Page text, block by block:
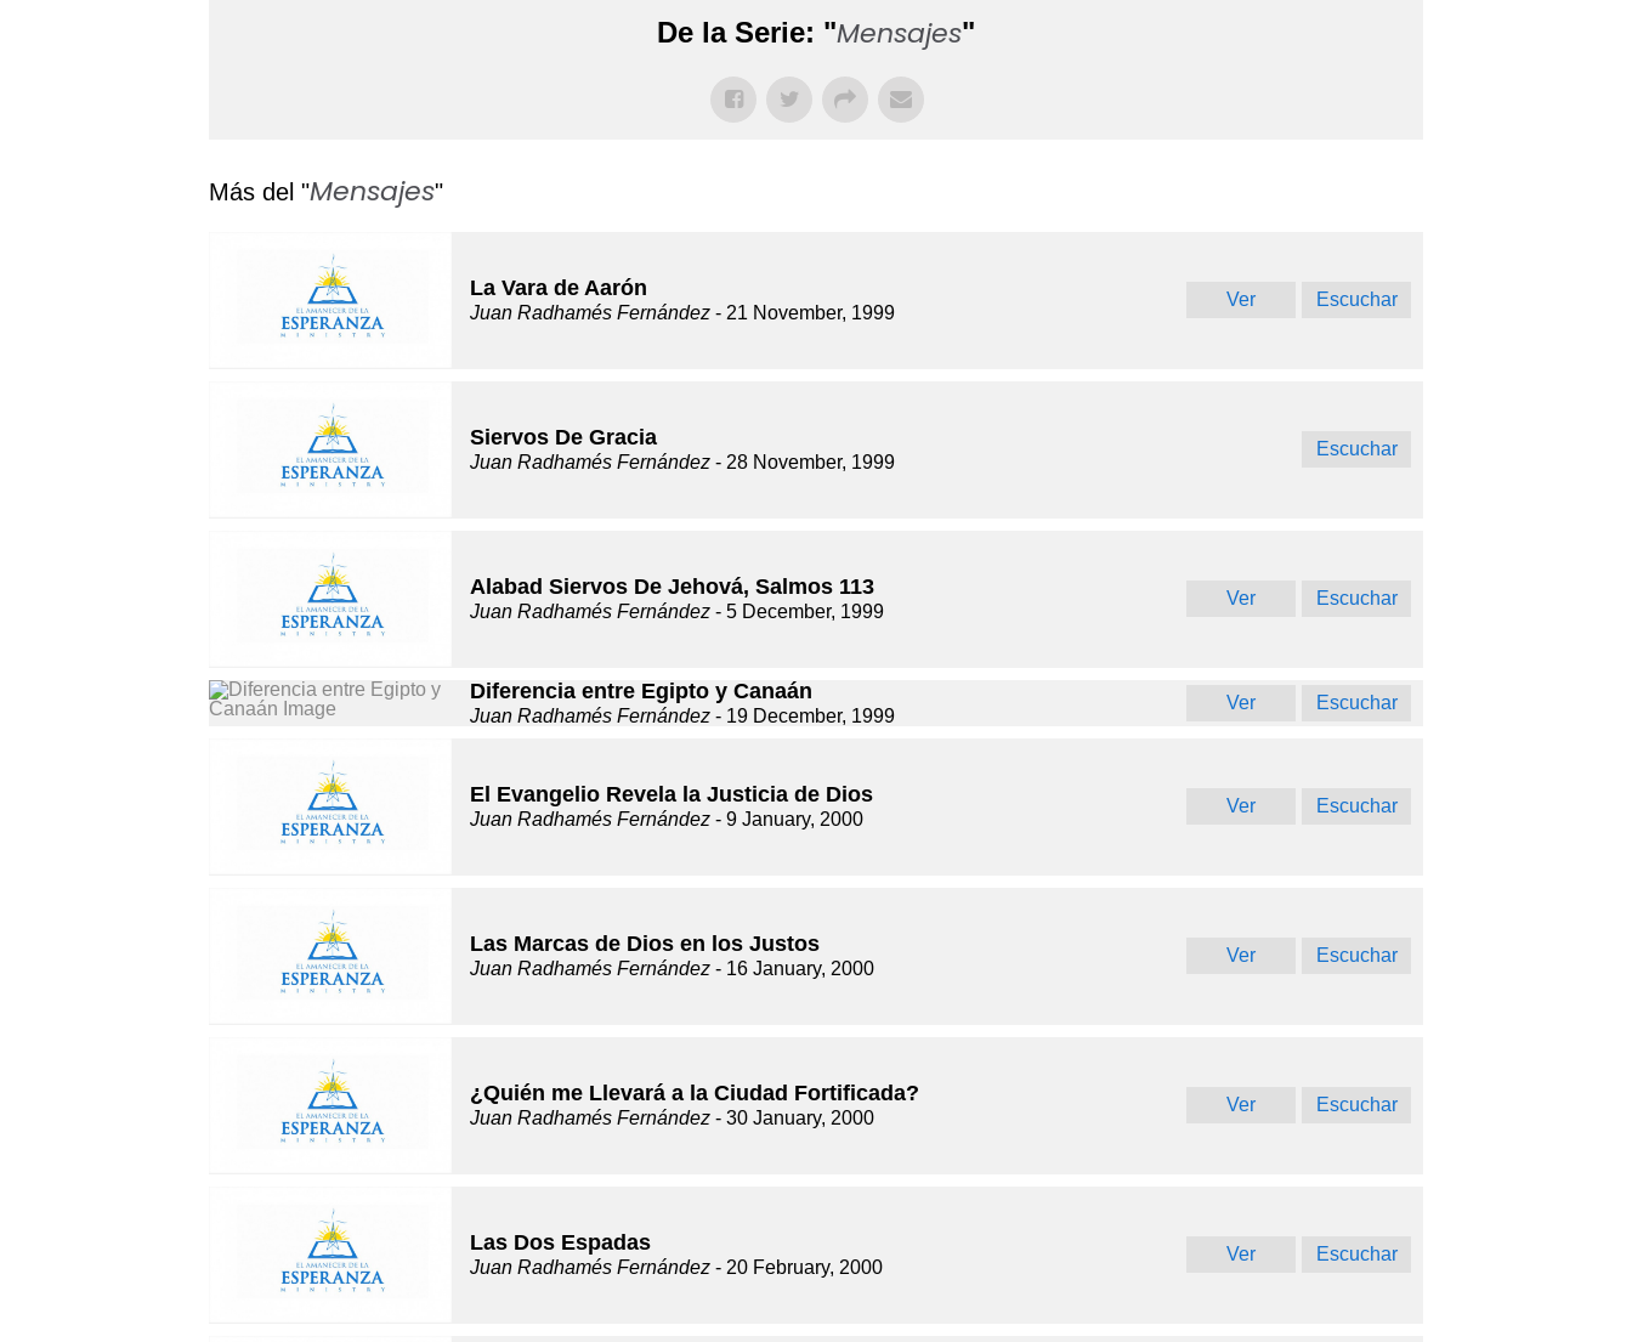
De la Serie: "Mensajes"
Más del "Mensajes"
La Vara de Aarón
Juan Radhamés Fernández - 21 November, 1999
Ver Escuchar
Siervos De Gracia
Juan Radhamés Fernández - 28 November, 1999
Escuchar
Alabad Siervos De Jehová, Salmos 113
Juan Radhamés Fernández - 5 December, 1999
Ver Escuchar
Diferencia entre Egipto y Canaán
Juan Radhamés Fernández - 19 December, 1999
Ver Escuchar
El Evangelio Revela la Justicia de Dios
Juan Radhamés Fernández - 9 January, 2000
Ver Escuchar
Las Marcas de Dios en los Justos
Juan Radhamés Fernández - 16 January, 2000
Ver Escuchar
¿Quién me Llevará a la Ciudad Fortificada?
Juan Radhamés Fernández - 30 January, 2000
Ver Escuchar
Las Dos Espadas
Juan Radhamés Fernández - 20 February, 2000
Ver Escuchar